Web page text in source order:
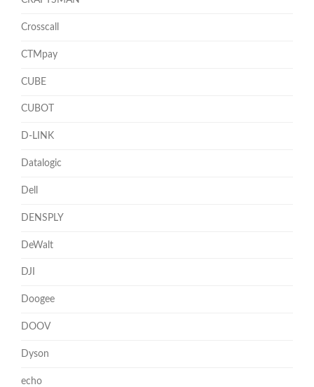
Crosscall
CTMpay
CUBE
CUBOT
D-LINK
Datalogic
Dell
DENSPLY
DeWalt
DJI
Doogee
DOOV
Dyson
echo